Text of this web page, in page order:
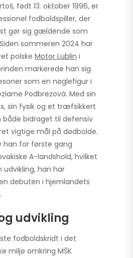
født 13. oktober 1996, er
fodboldspiller, der
gør sig gældende som
sommeren 2024 har
polske Motor Lublin i
markerede han sig
som en nøglefigur i
Podbrezová. Med sin
sin fysik og et træfsikkert
både bidraget til defensiv
vigtige mål på dødbolde.
han for første gang
A-landshold, hvilket
han har
debuten i hjemlandets
udvikling
fodboldskridt i det
miljø omkring MŠK